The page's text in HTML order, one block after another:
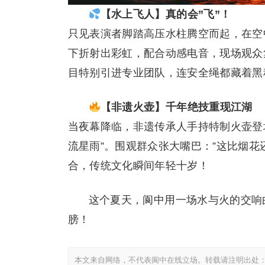
【水上飞人】真的会”飞”！
只见表演者脚踏高压水柱腾空而起，在
下折射出彩虹，配合动感电音，现场观
目特别引进专业团队，连安全绳都藏着
【非遗火壶】千年绝技重现江湖
当夜幕降临，非遗传承人手持特制火壶
流星雨”。围观群众张大嘴巴：”这比烟
合，传统文化瞬间年轻十岁！
这个夏天，阆中用一场水与火的交
膀！
本文来自网络，不代表阆中在线立场。转载请注明出处